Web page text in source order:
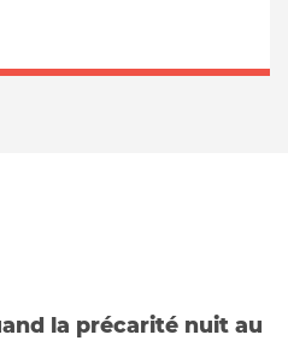
la précarité nuit au